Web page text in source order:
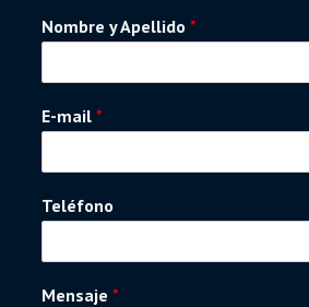
Nombre y Apellido*
E-mail*
Teléfono
Mensaje*